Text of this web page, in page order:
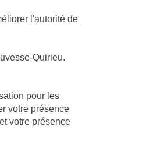
l'autorité de
Quirieu.
pour les
votre présence
votre présence